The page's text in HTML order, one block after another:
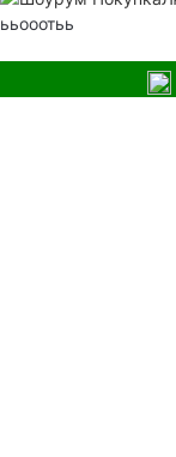
ььооотьь